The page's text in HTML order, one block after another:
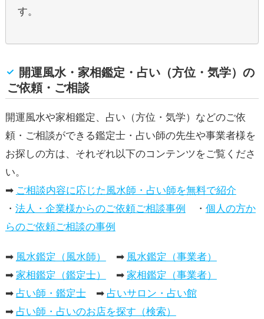
す。
開運風水・家相鑑定・占い（方位・気学）の
ご依頼・ご相談
開運風水や家相鑑定、占い（方位・気学）などのご依
頼・ご相談ができる鑑定士・占い師の先生や事業者様を
お探しの方は、それぞれ以下のコンテンツをご覧くださ
い。
➡ ご相談内容に応じた風水師・占い師を無料で紹介
・ 法人・企業様からのご依頼ご相談事例 ・ 個人の方か
らのご依頼ご相談の事例
➡ 風水鑑定（風水師） ➡ 風水鑑定（事業者）
➡ 家相鑑定（鑑定士） ➡ 家相鑑定（事業者）
➡ 占い師・鑑定士➡ 占いサロン・占い館
➡ 占い師・占いのお店を探す（検索）